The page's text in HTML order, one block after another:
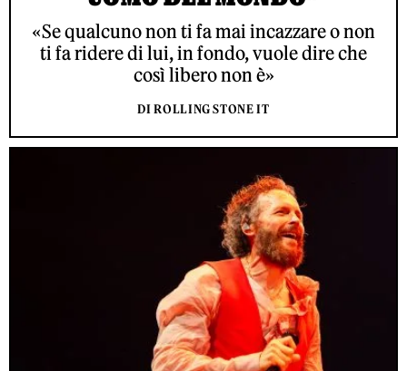
«Se qualcuno non ti fa mai incazzare o non
ti fa ridere di lui, in fondo, vuole dire che
così libero non è»
DI ROLLING STONE IT